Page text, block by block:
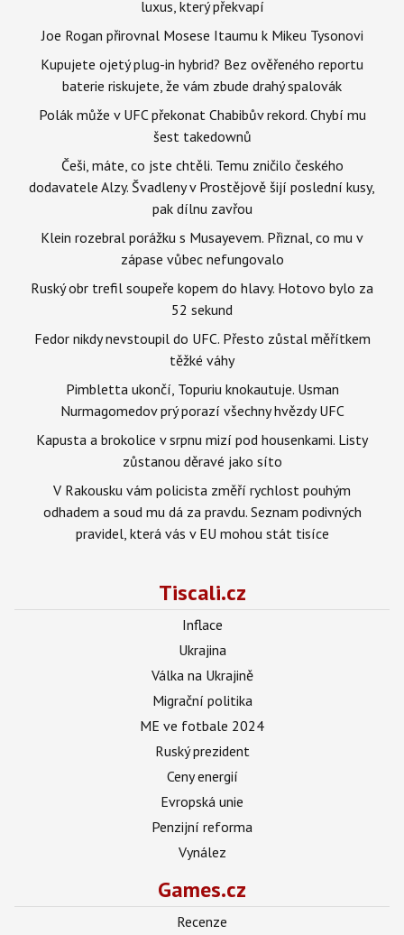
luxus, který překvapí
Joe Rogan přirovnal Mosese Itaumu k Mikeu Tysonovi
Kupujete ojetý plug-in hybrid? Bez ověřeného reportu
baterie riskujete, že vám zbude drahý spalovák
Polák může v UFC překonat Chabibův rekord. Chybí mu
šest takedownů
Češi, máte, co jste chtěli. Temu zničilo českého
dodavatele Alzy. Švadleny v Prostějově šijí poslední kusy,
pak dílnu zavřou
Klein rozebral porážku s Musayevem. Přiznal, co mu v
zápase vůbec nefungovalo
Ruský obr trefil soupeře kopem do hlavy. Hotovo bylo za
52 sekund
Fedor nikdy nevstoupil do UFC. Přesto zůstal měřítkem
těžké váhy
Pimbletta ukončí, Topuriu knokautuje. Usman
Nurmagomedov prý porazí všechny hvězdy UFC
Kapusta a brokolice v srpnu mizí pod housenkami. Listy
zůstanou děravé jako síto
V Rakousku vám policista změří rychlost pouhým
odhadem a soud mu dá za pravdu. Seznam podivných
pravidel, která vás v EU mohou stát tisíce
Tiscali.cz
Inflace
Ukrajina
Válka na Ukrajině
Migrační politika
ME ve fotbale 2024
Ruský prezident
Ceny energií
Evropská unie
Penzijní reforma
Vynález
Games.cz
Recenze